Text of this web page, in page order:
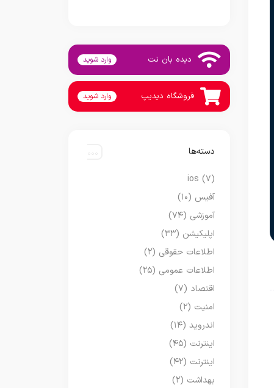
دیده بان نت وارد شوید
فروشگاه دیدیپ وارد شوید
دسته‌ها
ios (۷)
آفیس (۱۰)
آموزشی (۷۴)
اپلیکیشن (۳۳)
اطلاعات حقوقی (۲)
اطلاعات عمومی (۲۵)
اقتصاد (۷)
امنیت (۲)
اندروید (۱۴)
اینترنت (۴۵)
اینترنت (۴۲)
بهداشت (۲)